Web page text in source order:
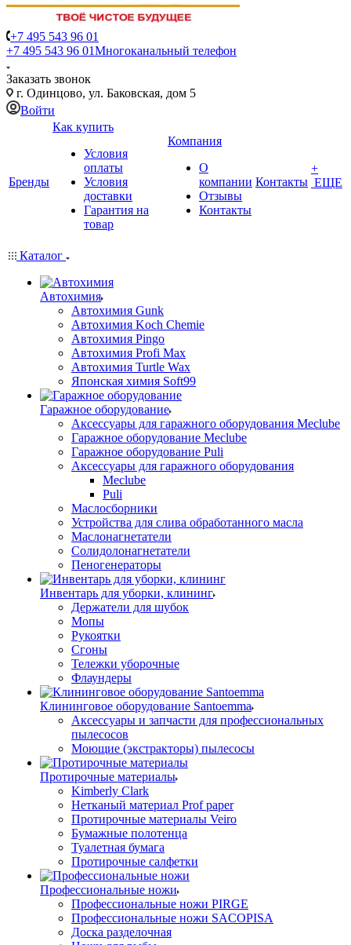
+7 495 543 96 01
+7 495 543 96 01Многоканальный телефон
Заказать звонок
г. Одинцово, ул. Баковская, дом 5
Войти
Бренды
Как купить
Условия
оплаты
Условия
доставки
Гарантия на
товар
Компания
О
компании
Отзывы
Контакты
Контакты
+
ЕЩЕ
Каталог
Автохимия
Автохимия Gunk
Автохимия Koch Chemie
Автохимия Pingo
Автохимия Profi Max
Автохимия Turtle Wax
Японская химия Soft99
Гаражное оборудование
Аксессуары для гаражного оборудования Meclube
Гаражное оборудование Meclube
Гаражное оборудование Puli
Аксессуары для гаражного оборудования
Meclube
Puli
Маслосборники
Устройства для слива обработанного масла
Маслонагнетатели
Солидолонагнетатели
Пеногенераторы
Инвентарь для уборки, клининг
Держатели для шубок
Мопы
Рукоятки
Сгоны
Тележки уборочные
Флаундеры
Клининговое оборудование Santoemma
Аксессуары и запчасти для профессиональных
пылесосов
Моющие (экстракторы) пылесосы
Протирочные материалы
Kimberly Clark
Нетканый материал Prof paper
Протирочные материалы Veiro
Бумажные полотенца
Туалетная бумага
Протирочные салфетки
Профессиональные ножи
Профессиональные ножи PIRGE
Профессиональные ножи SACOPISA
Доска разделочная